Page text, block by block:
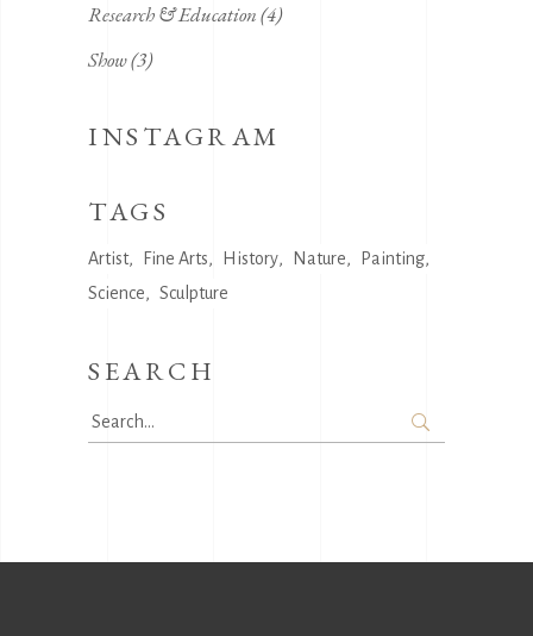
Research & Education(4)
Show(3)
INSTAGRAM
TAGS
Artist Fine Arts History Nature
Painting
Science
Sculpture
SEARCH
Search
for: